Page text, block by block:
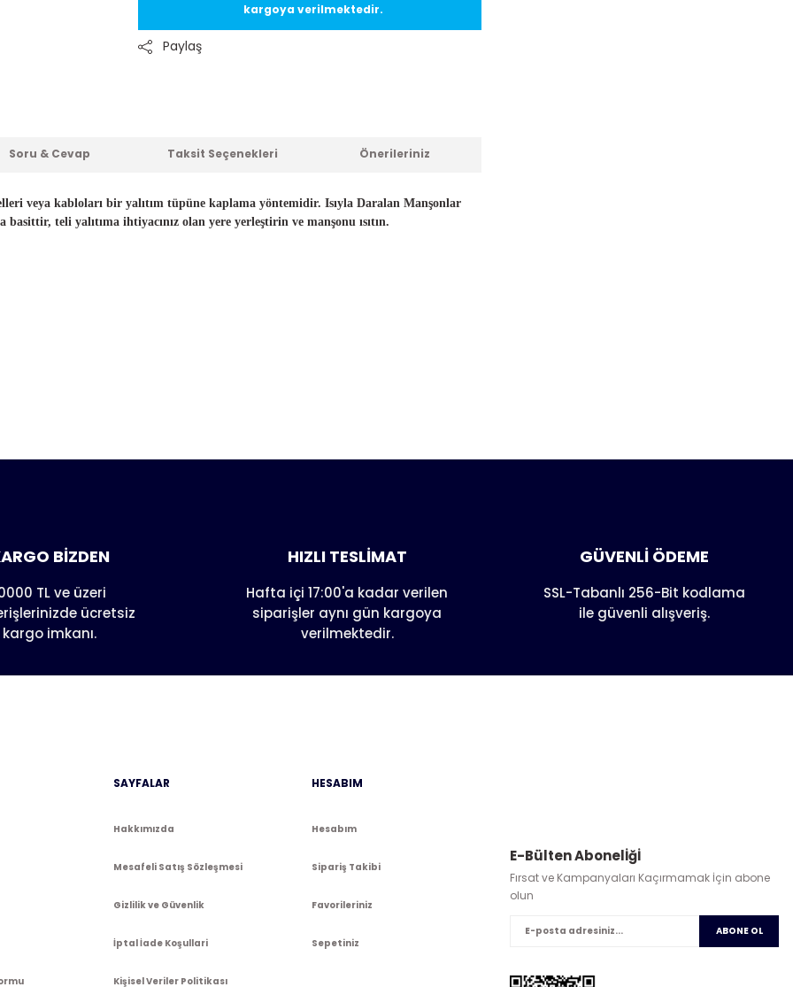
kargoya verilmektedir.
Paylaş
Soru & Cevap Taksit Seçenekleri Önerileriniz
veya kabloları bir yalıtım tüpüne kaplama yöntemidir. Isıyla Daralan Manşonlar
teli yalıtıma ihtiyacınız olan yere yerleştirin ve manşonu ısıtın.
Yorum Yaz
Soru Sor
yetersiz gördüğünüz noktaları öneri formunu kullanarak
BİZDEN
TL ve üzeri
ücretsiz
kargo imkanı.
HIZLI TESLİMAT
Hafta içi 17:00'a kadar verilen
siparişler aynı gün kargoya
verilmektedir.
GÜVENLİ ÖDEME
SSL-Tabanlı 256-Bit kodlama
ile güvenli alışveriş.
SAYFALAR
Hakkımızda
Mesafeli Satış Sözleşmesi
Gizlilik ve Güvenlik
İptal İade Koşullari
Kişisel Veriler Politikası
HESABIM
Hesabım
Sipariş Takibi
Favorileriniz
Sepetiniz
E-Bülten Abonelİğİ
Fırsat ve Kampanyaları Kaçırmamak İçin abone
olun
ABONE OL